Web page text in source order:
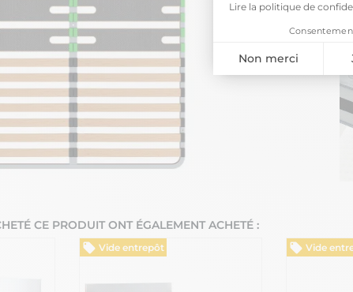
Lire la politique de
Non merci
Plateforme de Gestion du
Notre plateforme vous
CE PRODUIT ONT ÉGALEMENT ACHETÉ :
Vide entrepôt Vide